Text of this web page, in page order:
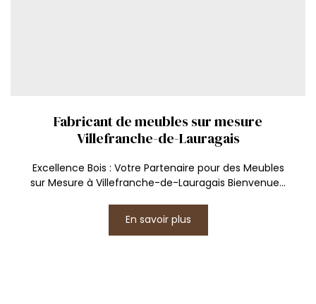
Fabricant de meubles sur mesure
Villefranche-de-Lauragais
Excellence Bois : Votre Partenaire pour des Meubles
sur Mesure à Villefranche-de-Lauragais Bienvenue...
En savoir plus